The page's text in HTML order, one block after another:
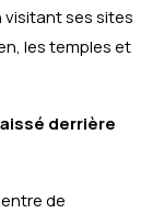
visitant ses sites
les temples et
derrière
de